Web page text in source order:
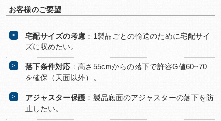
お客様のご要望
宅配サイズの考慮 ：1製品ごとの輸送のために宅配サイ
ズに収めたい。
落下条件対応：高さ55cmからの落下で許容G値60~70
を確保（天面以外）。
アジャスター保護 ：製品底面のアジャスターの落下を防
止したい。